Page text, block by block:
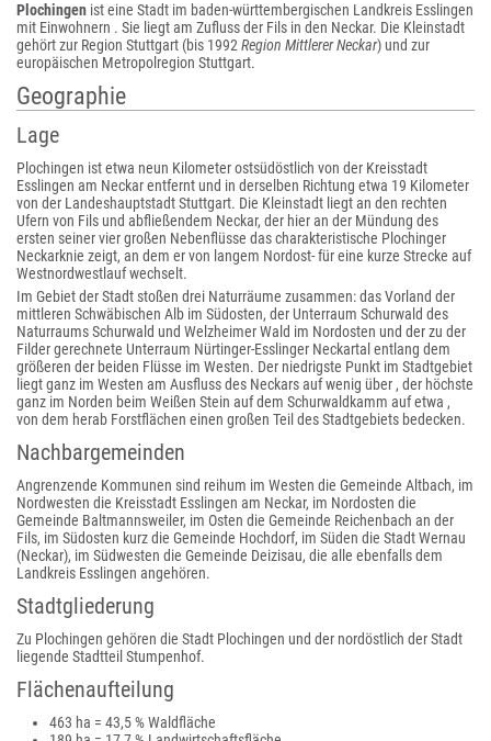
Plochingen ist eine Stadt im baden-württembergischen Landkreis Esslingen
mit Einwohnern . Sie liegt am Zufluss der Fils in den Neckar. Die Kleinstadt
gehört zur Region Stuttgart (bis 1992 Region Mittlerer Neckar) und zur
europäischen Metropolregion Stuttgart.
Geographie
Lage
Plochingen ist etwa neun Kilometer ostsüdöstlich von der Kreisstadt
Esslingen am Neckar entfernt und in derselben Richtung etwa 19 Kilometer
von der Landeshauptstadt Stuttgart. Die Kleinstadt liegt an den rechten
Ufern von Fils und abfließendem Neckar, der hier an der Mündung des
ersten seiner vier großen Nebenflüsse das charakteristische Plochinger
Neckarknie zeigt, an dem er von langem Nordost- für eine kurze Strecke auf
Westnordwestlauf wechselt.
Im Gebiet der Stadt stoßen drei Naturräume zusammen: das Vorland der
mittleren Schwäbischen Alb im Südosten, der Unterraum Schurwald des
Naturraums Schurwald und Welzheimer Wald im Nordosten und der zu der
Filder gerechnete Unterraum Nürtinger-Esslinger Neckartal entlang dem
größeren der beiden Flüsse im Westen. Der niedrigste Punkt im Stadtgebiet
liegt ganz im Westen am Ausfluss des Neckars auf wenig über , der höchste
ganz im Norden beim Weißen Stein auf dem Schurwaldkamm auf etwa ,
von dem herab Forstflächen einen großen Teil des Stadtgebiets bedecken.
Nachbargemeinden
Angrenzende Kommunen sind reihum im Westen die Gemeinde Altbach, im
Nordwesten die Kreisstadt Esslingen am Neckar, im Nordosten die
Gemeinde Baltmannsweiler, im Osten die Gemeinde Reichenbach an der
Fils, im Südosten kurz die Gemeinde Hochdorf, im Süden die Stadt Wernau
(Neckar), im Südwesten die Gemeinde Deizisau, die alle ebenfalls dem
Landkreis Esslingen angehören.
Stadtgliederung
Zu Plochingen gehören die Stadt Plochingen und der nordöstlich der Stadt
liegende Stadtteil Stumpenhof.
Flächenaufteilung
463 ha = 43,5 % Waldfläche